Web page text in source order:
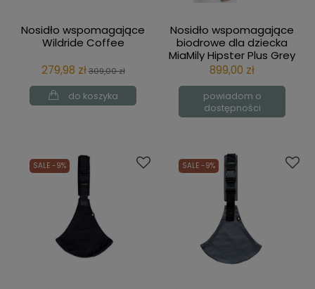
Nosidło wspomagające
Wildride Coffee
279,98 zł309,00 zł
do koszyka
Nosidło wspomagające
biodrowe dla dziecka
MiaMily Hipster Plus Grey
899,00 zł
powiadom o
dostępności
SALE -9% SALE -9%